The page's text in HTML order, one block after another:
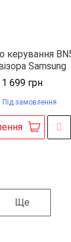
керування
Samsung
1 699грн
Під замовлення
Ще